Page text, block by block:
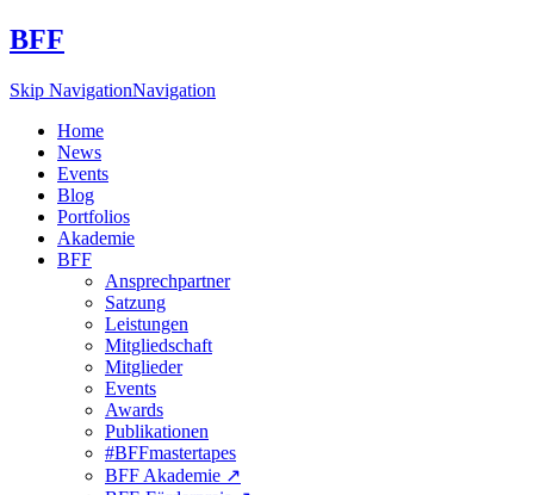
BFF
Skip NavigationNavigation
Home
News
Events
Blog
Portfolios
Akademie
BFF
Ansprechpartner
Satzung
Leistungen
Mitgliedschaft
Mitglieder
Events
Awards
Publikationen
#BFFmastertapes
BFF Akademie ↗︎